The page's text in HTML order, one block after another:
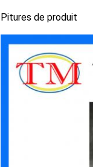
Pitures de produit